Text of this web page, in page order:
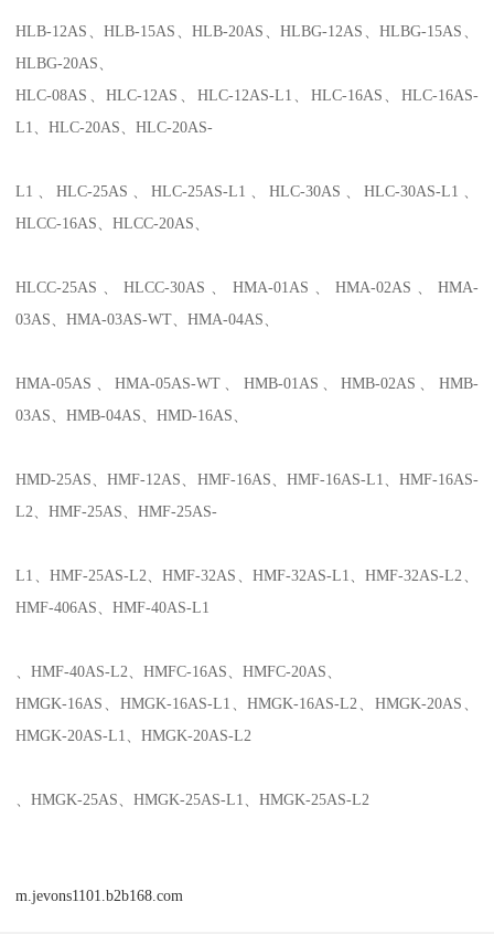
HLB-12AS 、HLB-15AS 、HLB-20AS 、HLBG-12AS 、HLBG-15AS
HLBG-20AS
HLC-08AS 、HLC-12AS HLC-12AS-L1 HLC-16AS
HLC-16AS-
L1
、HLC-20AS 、HLC-20AS-
L1 、HLC-25AS 、HLC-25AS-L1 、HLC-30AS 、HLC-30AS-L1
HLCC-16AS 、HLCC-20AS
HLCC-25AS 、HLCC-30AS HMA-01AS HMA-02AS
HMA-
03AS 、HMA-03AS-WT 、HMA-04AS
HMA-05AS HMA-05AS-WT、 HMB-01AS 、HMB-02AS
HMB-
03AS 、HMB-04AS 、HMD-16AS
HMD-25AS 、HMF-12AS HMF-16AS HMF-16AS-L1
HMF-16AS-
L2 、HMF-25AS 、HMF-25AS-
L1 HMF-25AS-L2 、HMF-32AS HMF-32AS-L1 、HMF-32AS-L2
HMF-406AS 、HMF-40AS-L1
、HMF-40AS-L2 、HMFC-16AS 、HMFC-20AS
HMGK-16AS
HMGK-16AS-L1 、HMGK-16AS-L2 HMGK-20AS
HMGK-20AS-L1
、HMGK-20AS-L2
、HMGK-25AS 、HMGK-25AS-L1 、HMGK-25AS-L2
m.jevons1101.b2b168.com